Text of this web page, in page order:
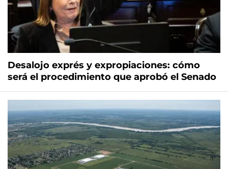
Desalojo exprés y expropiaciones: cómo
será el procedimiento que aprobó el Senado